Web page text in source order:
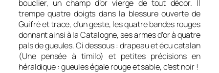
bouclier, un champ d’or vierge de tout décor. Il
trempe quatre doigts dans la blessure ouverte de
Guifré et trace, d’un geste, les quatre bandes rouges
donnant ainsi à la Catalogne, ses armesd’or à quatre
pals de gueules. Ci dessous : drapeau et écu catalan
(Une pensée à timilo) et petites précisions en
héraldique : gueules égale rouge et sable, c’est noir !